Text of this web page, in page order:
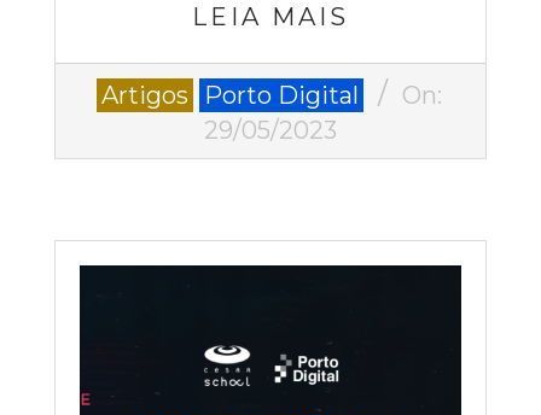
LEIA MAIS
2023-
Artigos Porto Digital
On:
29/05/2023